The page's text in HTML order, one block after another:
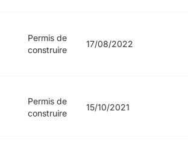
Permis de
construire
17/08/2022
Permis de
construire
15/10/2021